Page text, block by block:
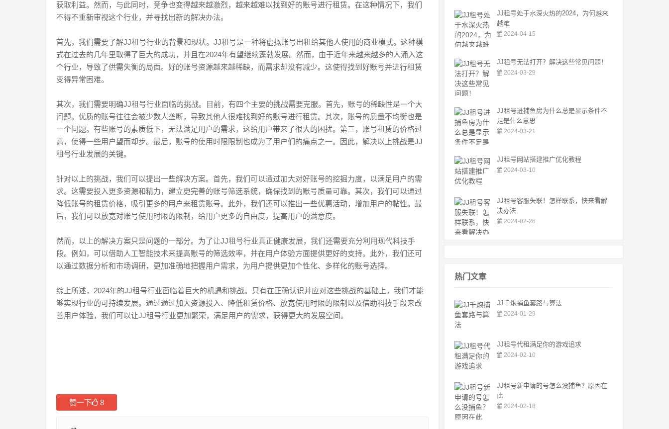
获取利益。然而，与此同时，竞争也变得越来越激烈，越来越难以找到好的账号进行租赁。在这种情况下，我们
不得不重新审视这个行业，并寻找出新的解决办法。
首先，我们需要了解JJ租号行业的背景和现状。JJ租号是一种将虚拟账号出租给其他人使用的商业模式。这种模
式在过去的几年里取得了巨大的成功，并且在2024年有望继续蓬勃发展。然而，由于近年来越来越多的人涌入这
个行业，导致了供需失衡的局面。好的账号资源越来越稀缺，而需求却没有减少。这使得找到好账号并进行租赁
变得异常困难。
其次，我们需要明确JJ租号行业面临的挑战。目前，有四个主要的挑战需要克服。首先，账号的稀缺性是一个大
问题。优质的账号往往会被少数人垄断，导致其他人很难找到好的账号进行租赁。其次，账号的质量不均衡也是
一个问题。有些账号的素质低下，无法满足用户的需求，这给用户带来了很大的困扰。第三，账号租赁的价格过
高，使得一些用户望而却步。最后，账号的使用时限限制也成为了用户们的痛点之一。因此，解决以上挑战是JJ
租号行业发展的关键。
针对以上的挑战，我们可以提出一些解决方案。首先，我们可以通过加大对好账号的挖掘力度，以满足用户的需
求。这需要投入更多资源和精力，建立更完善的账号筛选系统，确保找到的账号质量可靠。其次，我们可以通过
降低账号的租赁价格，吸引更多的用户来租赁账号。此外，我们还可以推出一些优惠活动，增加用户的黏性。最
后，我们可以放宽对账号使用时限的限制，给用户更多的自由度，提高用户的满意度。
然而，以上的解决方案只是问题的一部分。为了让JJ租号行业真正健康发展，我们还需要充分利用现代科技手
段。例如，可以借助人工智能技术来提高账号的筛选效率，并在用户体验方面提供更好的支持。此外，我们还可
以通过数据分析和市场调研，更加准确地把握用户需求，为用户提供更加个性化、多样化的账号选择。
综上所述，2024年的JJ租号行业面临着巨大的机遇和挑战。只有在正确认识并应对这些挑战的基础上，我们才能
够实现行业的可持续发展。通过通过加大资源投入、降低租赁价格、放宽使用时限的限制以及借助科技手段来改
善用户体验，我们可以让JJ租号行业更加繁荣，满足用户的需求，获得更大的发展空间。
赞一下 8
JJ租号处于水深火热的2024，为何越来
越难
2024-04-15
JJ租号无法打开？解决这些常见问题！
2024-03-29
JJ租号进捕鱼房为什么总是显示条件不
足是什么意思
2024-03-21
JJ租号网站搭建推广优化教程
2024-03-10
JJ租号客服失联！怎样联系，快来看解
决办法
2024-02-26
热门文章
JJ千炮捕鱼套路与算法
2024-01-29
JJ租号代租满足你的游戏追求
2024-02-10
JJ租号新申请的号怎么没捕鱼？原因在
此
2024-02-18